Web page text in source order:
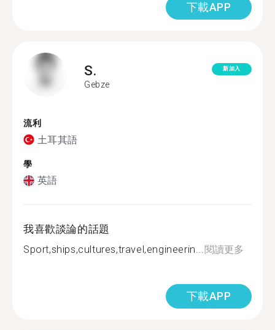
下載APP
S.
Gebze
新加入
流利
土耳其語
學
英語
我喜歡談論的話題
Sport,ships,cultures,travel,engineerin...閱讀更多
下載APP